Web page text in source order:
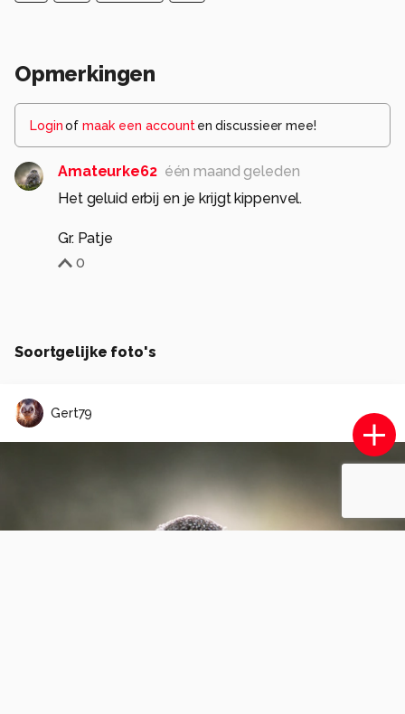
Opmerkingen
Loginof maak een account en discussieer mee!
Amateurke62 één maand geleden
Het geluid erbij en je krijgt kippenvel.
Gr. Patje
0
Soortgelijke foto's
Gert79